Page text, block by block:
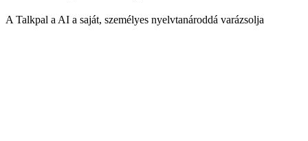
A Talkpal a AI a saját, személyes nyelvtanároddá varázsolja